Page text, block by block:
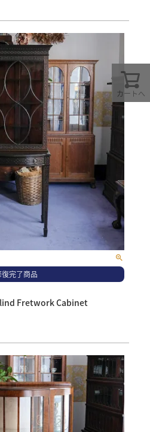
復完了商品
Fretwork Cabinet
カートへ